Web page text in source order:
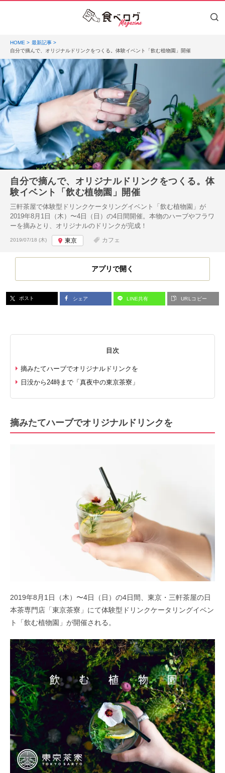
HOME
最新記事
自分で摘んで、オリジナルドリンクをつくる。体験イベント「飲む植物園」開催
自分で摘んで、オリジナルドリンクをつくる。体
験イベント「飲む植物園」開催
三軒茶屋で体験型ドリンクケータリングイベント「飲む植物園」が
2019年8月1日（木）〜4日（日）の4日間開催。本物のハーブやフラワ
ーを摘みとり、オリジナルのドリンクが完成！
投稿日:
2019/07/18 (木) 東京 カフェ
アプリで開く
ポスト シェア LINE共有 URLコピー
目次
摘みたてハーブでオリジナルドリンクを
日没から24時まで「真夜中の東京茶寮」
摘みたてハーブでオリジナルドリンクを
2019年8月1日（木）〜4日（日）の4日間、東京・三軒茶屋の日
本茶専門店「東京茶寮」にて体験型ドリンクケータリングイベン
ト「飲む植物園」が開催される。